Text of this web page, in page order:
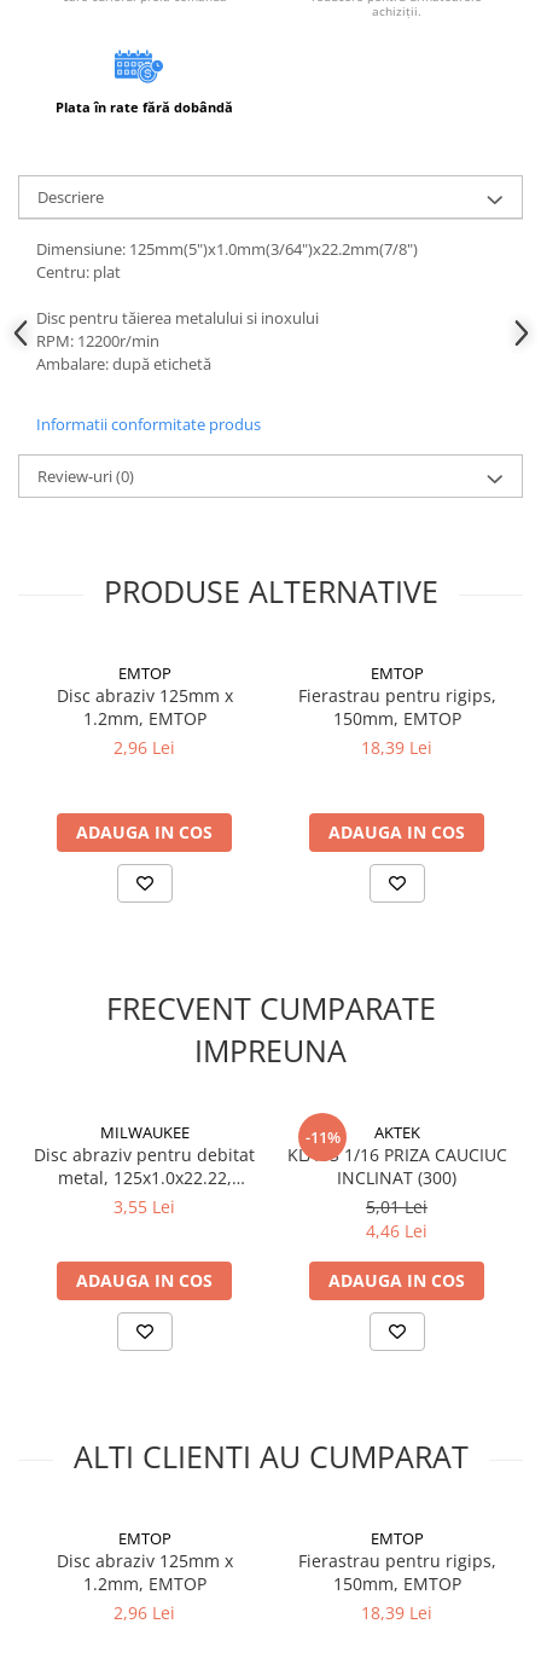
Rigle si echere
Rulete
Suruburi, cuie, dibluri si alte
elemente de fixare
Dibluri cu surub
Dibluri cu carlig
Dibluri pentru gips-carton
Dibluri pentru termoizolatii
Dibluri rosii SFX
Suruburi
Suruburi autoforante
Cuie constructii
Finisaje si amenajari interioare
Placi gips carton
Profile gips carton
Accesorii gips carton
Adezivi montaj
Accesorii parchet
Plinta si accesorii
Izolatori parchet
Benzi adezive
Tencuieli decorative si vopsele
Vopsele speciale si spray vopsea
zugravit
Unelte pentru gresie si faianta
Sindrila bituminoasa si accesorii
Placi ondulate si accesorii
Folii acoperis
achiziții.
Plata în rate fără dobândă
Descriere
Dimensiune: 125mm(5")x1.0mm(3/64")x22.2mm(7/8")
Centru: plat
Disc pentru tăierea metalului si inoxului
RPM: 12200r/min
Ambalare: după etichetă
Informatii conformitate produs
Review-uri(0)
PRODUSE ALTERNATIVE
EMTOP
Disc abraziv 125mm x
1.2mm, EMTOP
2,96 Lei
ADAUGA IN COS
EMTOP
Fierastrau pentru rigips,
150mm, EMTOP
18,39 Lei
ADAUGA IN COS
FRECVENT CUMPARATE
IMPREUNA
MILWAUKEE
Disc abraziv pentru debitat
metal, 125x1.0x22.22,
(4932479578), MILWAUKEE
3,55 Lei
ADAUGA IN COS
-11% AKTEK
KLAUS 1/16 PRIZA CAUCIUC
INCLINAT (300)
5,01 Lei
4,46 Lei
ADAUGA IN COS
ALTI CLIENTI AU CUMPARAT
EMTOP
Disc abraziv 125mm x
1.2mm, EMTOP
2,96 Lei
EMTOP
Fierastrau pentru rigips,
150mm, EMTOP
18,39 Lei